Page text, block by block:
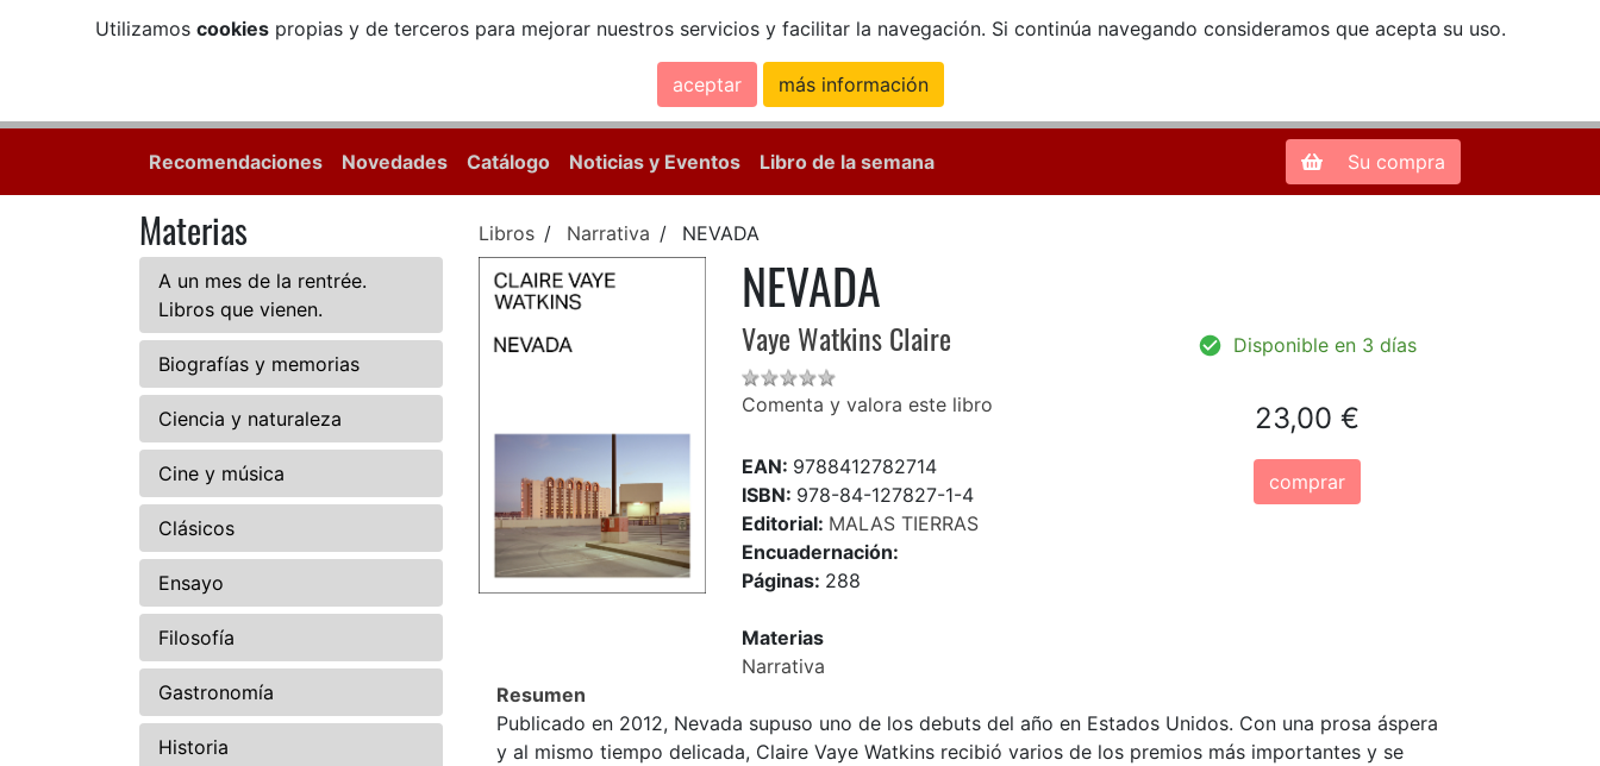
Utilizamos cookiespropias y de terceros para mejorar nuestros servicios y facilitar la navegación. Si continúa navegando consideramos que acepta su uso.
aceptar más información
Zona de Clientes
Recomendaciones Novedades Catálogo Noticias y Eventos Libro de la semana Su compra
Materias
A un mes de la rentrée.
Libros que vienen.
Biografías y memorias
Ciencia y naturaleza
Cine y música
Clásicos
Ensayo
Filosofía
Gastronomía
Historia
Libros Narrativa NEVADA
NEVADA
Vaye Watkins Claire
Comenta y valora este libro
EAN: 9788412782714
ISBN: 978-84-127827-1-4
Editorial: MALAS TIERRAS
Encuadernación:
Páginas: 288
Materias
Narrativa
Disponible en 3 días
23,00 €
comprar
Resumen
Publicado en 2012, Nevada supuso uno de los debuts del año en Estados Unidos. Con una prosa áspera
y al mismo tiempo delicada, Claire Vaye Watkins recibió varios de los premios más importantes y se